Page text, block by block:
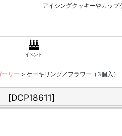
アイシングクッキーやカッ
イベント
ーリー > ケーキリング／フラワー（3個入）
[DCP18611]